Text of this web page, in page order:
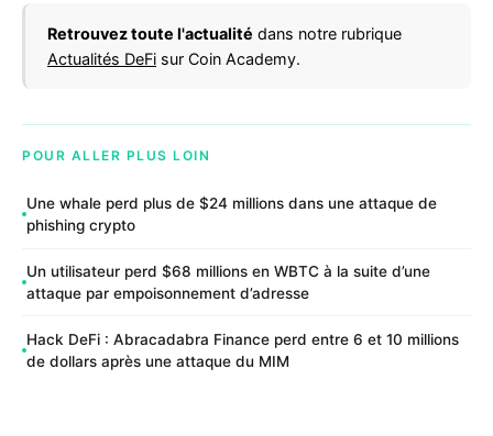
Retrouvez toute l'actualité dans notre rubrique
Actualités DeFi sur Coin Academy.
POUR ALLER PLUS LOIN
Une whale perd plus de $24 millions dans une attaque de
phishing crypto
Un utilisateur perd $68 millions en WBTC à la suite d’une
attaque par empoisonnement d’adresse
Hack DeFi : Abracadabra Finance perd entre 6 et 10 millions
de dollars après une attaque du MIM